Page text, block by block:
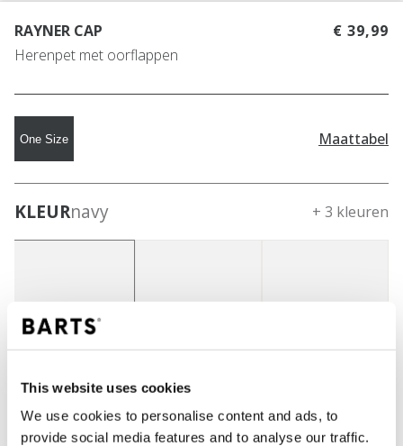
This website uses cookies
We use cookies to personalise content and ads, to
provide social media features and to analyse our traffic.
RAYNER CAP
Herenpet met oorflappen
€ 39,99
One Size Maattabel
KLEURnavy + 3 kleuren